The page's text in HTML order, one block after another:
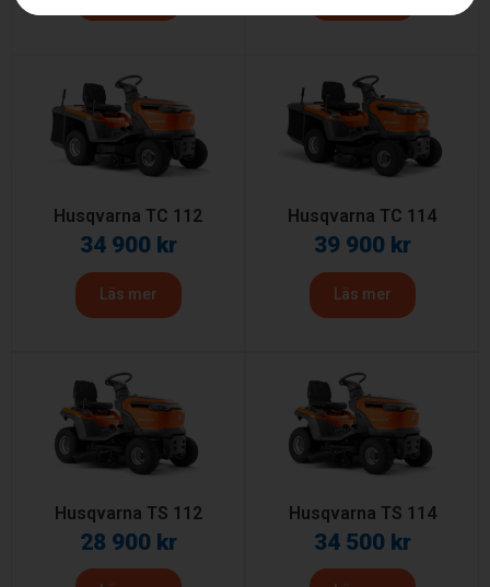
Husqvarna TC 112
34 900 kr
Läs mer
Husqvarna TC 114
39 900 kr
Läs mer
Husqvarna TS 112
28 900 kr
Husqvarna TS 114
34 500 kr